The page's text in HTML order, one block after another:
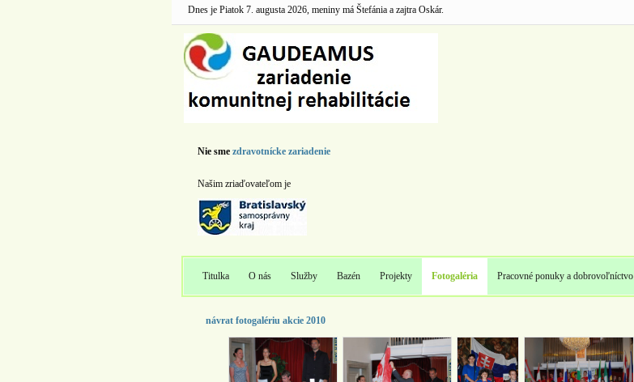
Dnes je Piatok 7. augusta 2026, meniny má Štefánia a zajtra Oskár.
Nie sme zdravotnícke zariadenie
Našim zriaďovateľom je
Titulka O nás Služby Bazén Projekty Fotogaléria Pracovné ponuky a dobrovoľníctvo
návrat fotogalériu akcie 2010